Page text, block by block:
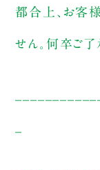
都合上、お客様
せん。何卒ご了